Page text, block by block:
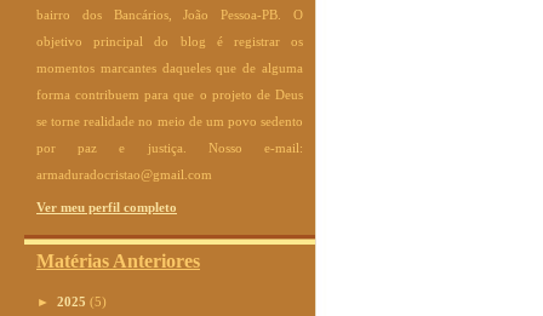
bairro dos Bancários, João Pessoa-PB. O
objetivo principal do blog é registrar os
momentos marcantes daqueles que de alguma
forma contribuem para que o projeto de Deus
se torne realidade no meio de um povo sedento
por paz e justiça. Nosso e-mail:
armaduradocristao@gmail.com
Ver meu perfil completo
Matérias Anteriores
► 2025 (5)